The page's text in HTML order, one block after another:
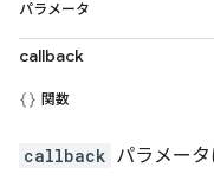
パラメータ
callback
関数
callback パラメータ